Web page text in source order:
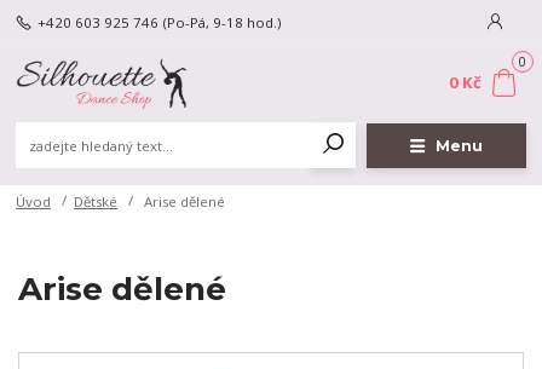
Menu
+420 603 925 746 (Po-Pá, 9-18 hod.)
0
0 Kč
Úvod Dětské Arise dělené
Arise dělené